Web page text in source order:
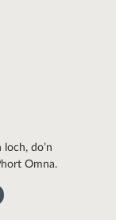
loch, do’n
Omna.